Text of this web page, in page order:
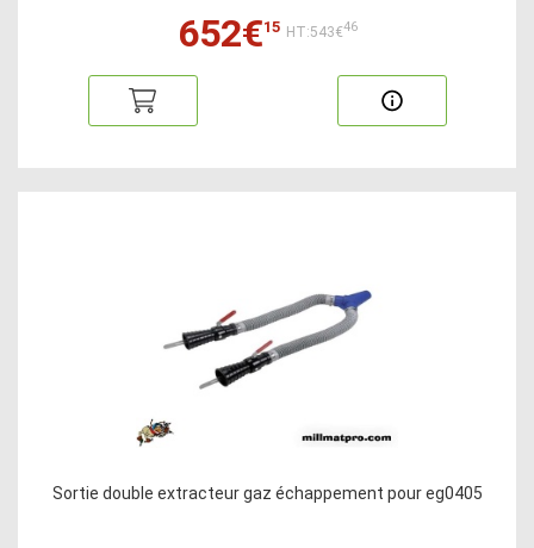
652€15 HT:543€46
Sortie double extracteur gaz échappement pour eg0405